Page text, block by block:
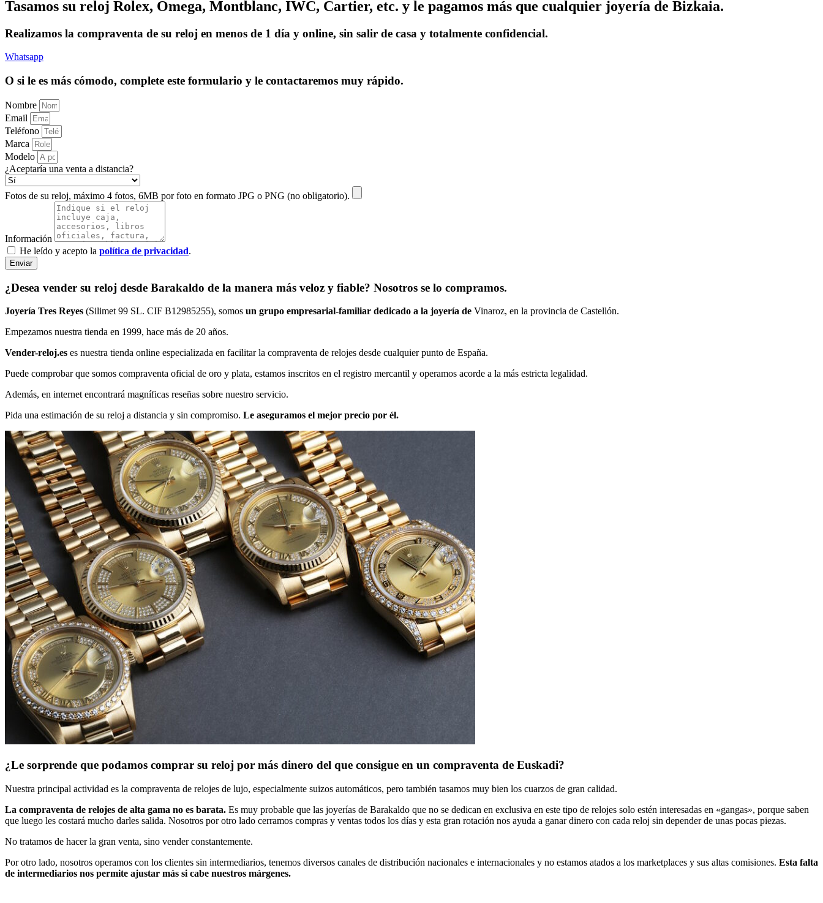
Tasamos su reloj Rolex, Omega, Montblanc, IWC, Cartier, etc. y le pagamos más que cualquier joyería de Bizkaia.
Realizamos la compraventa de su reloj en menos de 1 día y online, sin salir de casa y totalmente confidencial.
Whatsapp
O si le es más cómodo, complete este formulario y le contactaremos muy rápido.
Nombre
Email
Teléfono
Marca
Modelo
¿Aceptaría una venta a distancia?
Fotos de su reloj, máximo 4 fotos, 6MB por foto en formato JPG o PNG (no obligatorio).
Información
He leído y acepto la política de privacidad.
Enviar
¿Desea vender su reloj desde Barakaldo de la manera más veloz y fiable? Nosotros se lo compramos.
Joyería Tres Reyes (Silimet 99 SL. CIF B12985255), somos un grupo empresarial-familiar dedicado a la joyería de Vinaroz, en la provincia de Castellón.
Empezamos nuestra tienda en 1999, hace más de 20 años.
Vender-reloj.es es nuestra tienda online especializada en facilitar la compraventa de relojes desde cualquier punto de España.
Puede comprobar que somos compraventa oficial de oro y plata, estamos inscritos en el registro mercantil y operamos acorde a la más estricta legalidad.
Además, en internet encontrará magníficas reseñas sobre nuestro servicio.
Pida una estimación de su reloj a distancia y sin compromiso. Le aseguramos el mejor precio por él.
¿Le sorprende que podamos comprar su reloj por más dinero del que consigue en un compraventa de Euskadi?
Nuestra principal actividad es la compraventa de relojes de lujo, especialmente suizos automáticos, pero también tasamos muy bien los cuarzos de gran calidad.
La compraventa de relojes de alta gama no es barata. Es muy probable que las joyerías de Barakaldo que no se dedican en exclusiva en este tipo de relojes solo estén interesadas en «gangas», porque saben
que luego les costará mucho darles salida. Nosotros por otro lado cerramos compras y ventas todos los días y esta gran rotación nos ayuda a ganar dinero con cada reloj sin depender de unas pocas piezas.
No tratamos de hacer la gran venta, sino vender constantemente.
Por otro lado, nosotros operamos con los clientes sin intermediarios, tenemos diversos canales de distribución nacionales e internacionales y no estamos atados a los marketplaces y sus altas comisiones. Esta falta
de intermediarios nos permite ajustar más si cabe nuestros márgenes.